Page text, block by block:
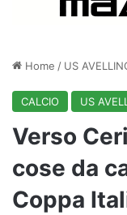
Home / US
CALCIO US
Verso
cose da
Coppa